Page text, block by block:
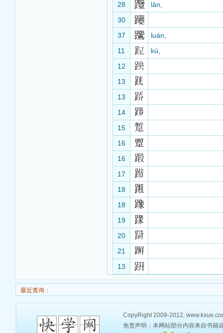
28
làn,
30
37
luán,
11
kú,
12
13
13
14
15
16
16
17
18
18
19
20
21
13
最近查询：
CopyRight 2009-2012,
免责声明：本网站部分内容来自书籍